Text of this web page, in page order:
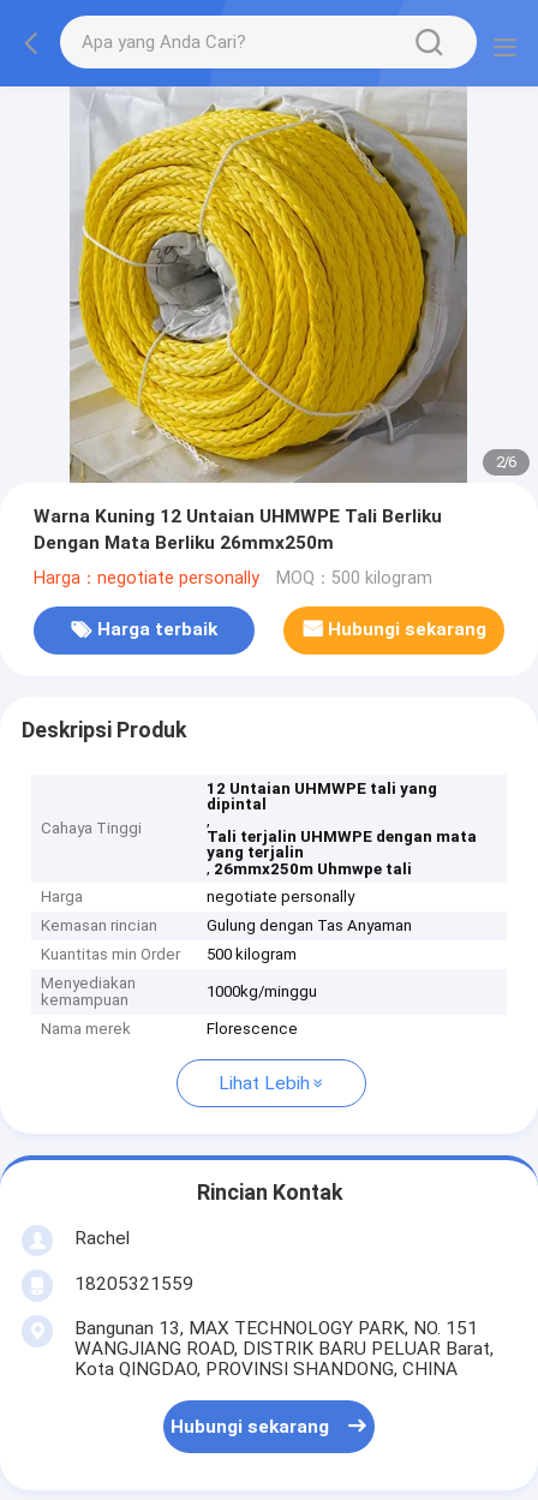
2/6
Warna Kuning 12 Untaian UHMWPE Tali Berliku
Dengan Mata Berliku 26mmx250m
Harga：negotiate personally MOQ：500 kilogram
Harga terbaik Hubungi sekarang
Deskripsi Produk
Cahaya Tinggi
12 Untaian UHMWPE tali yang
dipintal
,
Tali terjalin UHMWPE dengan mata
yang terjalin
, 26mmx250m Uhmwpe tali
Harga
negotiate personally
Kemasan rincian
Gulung dengan Tas Anyaman
Kuantitas min Order
500 kilogram
Menyediakan
kemampuan
1000kg/minggu
Nama merek Florescence
Lihat Lebih
Rincian Kontak
Rachel
18205321559
Bangunan 13, MAX TECHNOLOGY PARK, NO. 151
WANGJIANG ROAD, DISTRIK BARU PELUAR Barat,
Kota QINGDAO, PROVINSI SHANDONG, CHINA
Hubungi sekarang